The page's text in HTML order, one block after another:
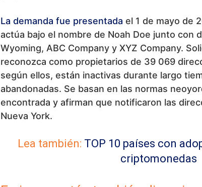
La demanda fue presentada el 1 de mayo de
actúa bajo el nombre de Noah Doe junto con
Wyoming, ABC Company y XYZ Company.
reconozca como propietarios de 39 069
según ellos, están inactivas durante largo
abandonadas. Se basan en las normas
encontrada y afirman que notificaron las
Nueva York.
Lea también: TOP 10 países con
criptomonedas